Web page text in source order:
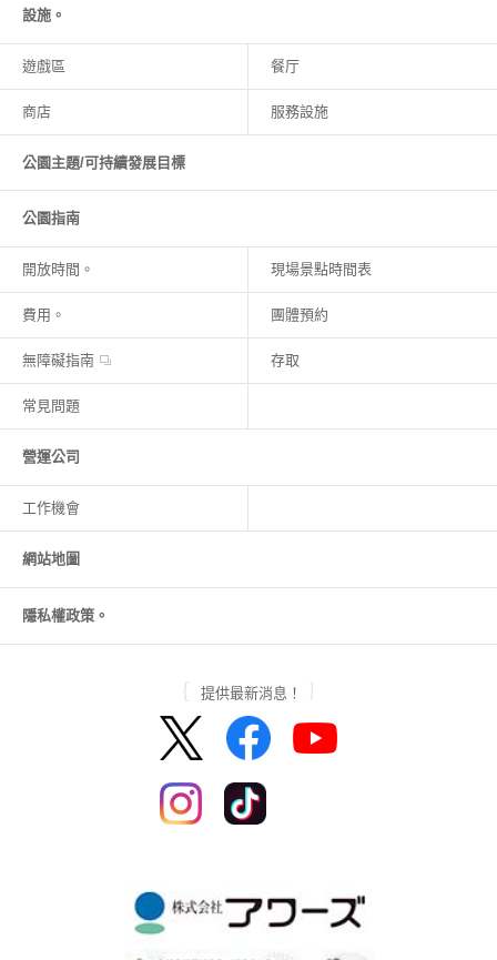
設施。
遊戲區 餐厅
商店 服務設施
公園主題/可持續發展目標
公園指南
開放時間。 現場景點時間表
費用。 團體預約
無障礙指南 存取
常見問題
營運公司
工作機會
網站地圖
隱私權政策。
提供最新消息！